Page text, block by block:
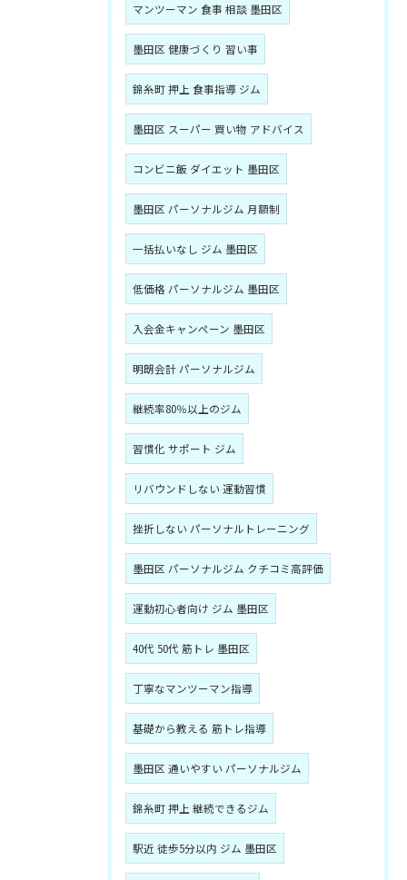
マンツーマン 食事 相談 墨田区
墨田区 健康づくり 習い事
錦糸町 押上 食事指導 ジム
墨田区 スーパー 買い物 アドバイス
コンビニ飯 ダイエット 墨田区
墨田区 パーソナルジム 月額制
一括払いなし ジム 墨田区
低価格 パーソナルジム 墨田区
入会金キャンペーン 墨田区
明朗会計 パーソナルジム
継続率80％以上のジム
習慣化 サポート ジム
リバウンドしない 運動習慣
挫折しない パーソナルトレーニング
墨田区 パーソナルジム クチコミ高評価
運動初心者向け ジム 墨田区
40代 50代 筋トレ 墨田区
丁寧なマンツーマン指導
基礎から教える 筋トレ指導
墨田区 通いやすい パーソナルジム
錦糸町 押上 継続できるジム
駅近 徒歩5分以内 ジム 墨田区